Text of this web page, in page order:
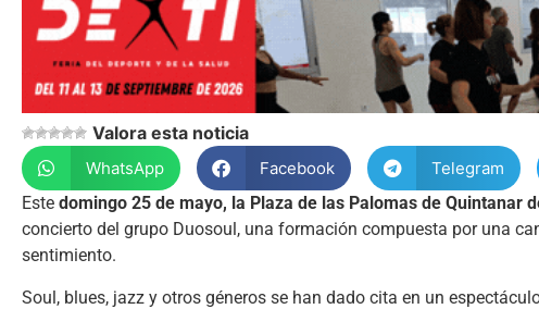
Valora esta noticia
WhatsApp Facebook Telegram
Este domingo 25 de mayo, la Plaza de las Palomas de Quintanar
concierto del grupo Duosoul, una formación compuesta por una
sentimiento.
Soul, blues, jazz y otros géneros se han dado cita en un